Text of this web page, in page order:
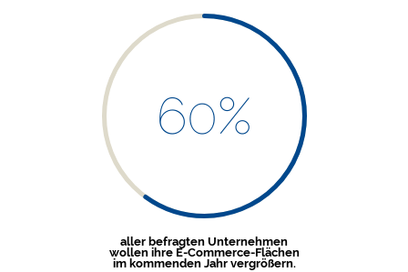
60%
aller befragten Unternehmen
wollen ihre E-Commerce-Flächen
im kommenden Jahr vergrößern.